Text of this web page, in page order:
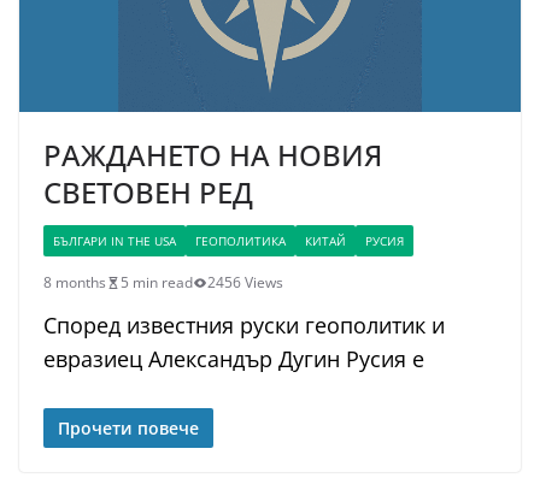
РАЖДАНЕТО НА НОВИЯ
СВЕТОВЕН РЕД
БЪЛГАРИ IN THE USA ГЕОПОЛИТИКА КИТАЙ РУСИЯ
8 months 5 min read 2456 Views
Според известния руски геополитик и
евразиец Александър Дугин Русия е
Прочети повече